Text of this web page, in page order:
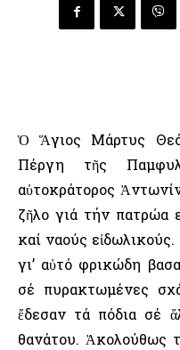
Ὁ Ἅγιος Μάρτυς
Πέργη τῆς
αὐτοκράτορος
ζῆλο γιά τήν πατρώα
καί ναούς
γι’ αὐτό φρικώδη
σέ πυρακτωμένες
ἔδεσαν τά πόδια σέ
θανάτου. Ἀκολούθως